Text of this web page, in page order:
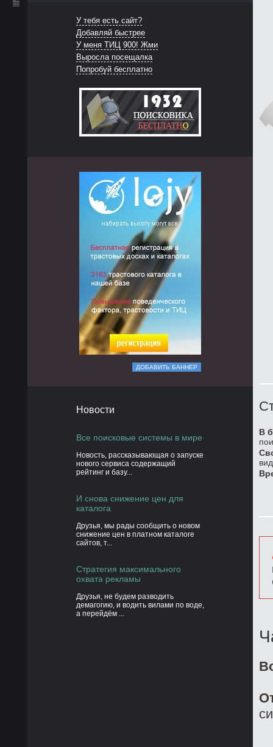
У тебя есть сайт?
Добавляй быстрее
У меня ТИЦ 900! Жми
Выросла посещалка
Попробуй бесплатно
ДОБАВИТЬ БАННЕР
Новости
Все поисковые системы в мире
Новость, рассказывающая о запуске
нового сервиса содержащий
рейтинг и базу...
И снова снижение цен для
каталога
Друзья, мы рады сообщить о новом
снижение цен в платном каталоге
сайтов, т...
Стратегия максимального
охвата рекламы
Друзья, не будем разводить
демагогию, и водить вилами по воде,
а перейдём ...
В